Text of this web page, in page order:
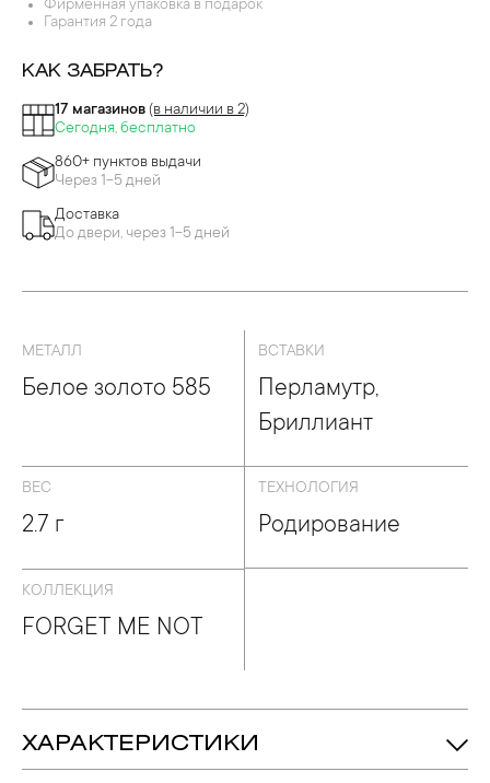
Фирменная упаковка в подарок
Гарантия 2 года
КАК ЗАБРАТЬ?
17 магазинов (в наличии в 2)
Сегодня, бесплатно
860+ пунктов выдачи
Через 1-5 дней
Доставка
До двери, через 1-5 дней
МЕТАЛЛ
Белое золото 585
ВСТАВКИ
Перламутр,
Бриллиант
ВЕС
2.7 г
ТЕХНОЛОГИЯ
Родирование
КОЛЛЕКЦИЯ
FORGET ME NOT
ХАРАКТЕРИСТИКИ